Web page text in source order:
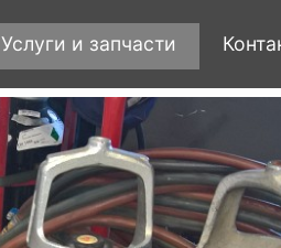
Услуги и запчасти